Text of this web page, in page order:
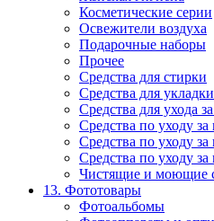
Косметические серии
Освежители воздуха
Подарочные наборы
Прочее
Средства для стирки
Средства для
Средства для ухода
Средства по уходу за
Средства по уходу
Средства по уходу за
Чистящие и моющие
13. Фототовары
Фотоальбомы